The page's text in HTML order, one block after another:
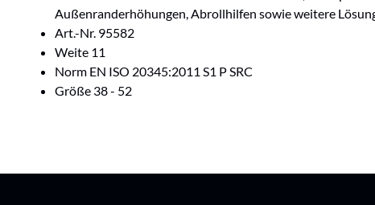
Außenranderhöhungen, Abrollhilfen sowie weitere
Art.-Nr. 95582
Weite 11
Norm EN ISO 20345:2011 S1 P SRC
Größe 38 - 52